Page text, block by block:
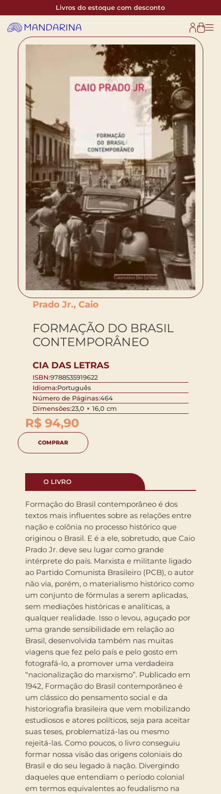
Livros do estoque com desconto
Prado Jr., Caio
FORMAÇÃO DO BRASIL
CONTEMPORÂNEO
CIA DAS LETRAS
ISBN:9788535919622
Idioma:Português
Número de Páginas:464
Dimensões:23,0 × 16,0 cm
R$ 94,90
COMPRAR
O LIVRO
Formação do Brasil contemporâneo é dos
textos mais influentes sobre as relações entre
nação e colônia no processo histórico que
originou o Brasil. E é a ele, sobretudo, que Caio
Prado Jr. deve seu lugar como grande
intérprete do país. Marxista e militante ligado
ao Partido Comunista Brasileiro (PCB), o autor
não via, porém, o materialismo histórico como
um conjunto de fórmulas a serem aplicadas,
sem mediações históricas e analíticas, a
qualquer realidade. Isso o levou, aguçado por
uma grande sensibilidade em relação ao
Brasil, desenvolvida também nas muitas
viagens que fez pelo país e pelo gosto em
fotografá-lo, a promover uma verdadeira
“nacionalização do marxismo”. Publicado em
1942, Formação do Brasil contemporâneo é
um clássico do pensamento social e da
historiografia brasileira que vem mobilizando
estudiosos e atores políticos, seja para aceitar
suas teses, problematizá-las ou mesmo
rejeitá-las. Como poucos, o livro conseguiu
formar nossa visão das origens coloniais do
Brasil e do seu legado à nação. Divergindo
daqueles que entendiam o período colonial
em termos equivalentes ao feudalismo na